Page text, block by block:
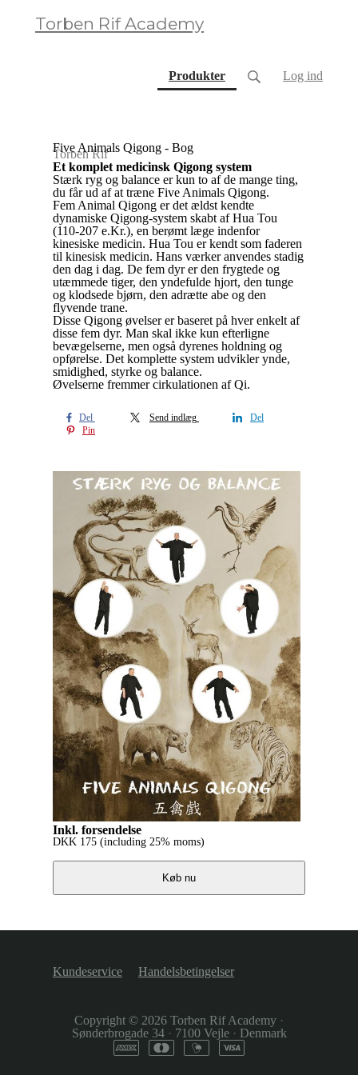
Torben Rif Academy
Produkter(current) Log ind
Five Animals Qigong - Bog
Torben Rif
Et komplet medicinsk Qigong system
Stærk ryg og balance er kun to af de mange ting,
du får ud af at træne Five Animals Qigong.
Fem Animal Qigong er det ældst kendte
dynamiske Qigong-system skabt af Hua Tou
(110-207 e.Kr.), en berømt læge indenfor
kinesiske medicin. Hua Tou er kendt som faderen
til kinesisk medicin. Hans værker anvendes stadig
den dag i dag. De fem dyr er den frygtede og
utæmmede tiger, den yndefulde hjort, den tunge
og klodsede bjørn, den adrætte abe og den
flyvende trane.
Disse Qigong øvelser er baseret på hver enkelt af
disse fem dyr. Man skal ikke kun efterligne
bevægelserne, men også dyrenes holdning og
opførelse. Det komplette system udvikler ynde,
smidighed, styrke og balance.
Øvelserne fremmer cirkulationen af Qi.
Del Send indlæg
Del
Pin
Inkl. forsendelse
DKK 175 (including 25% moms)
Køb nu
Kundeservice Handelsbetingelser
Copyright © 2026 Torben Rif Academy ·
Sønderbrogade 34 · 7100 Vejle · Denmark